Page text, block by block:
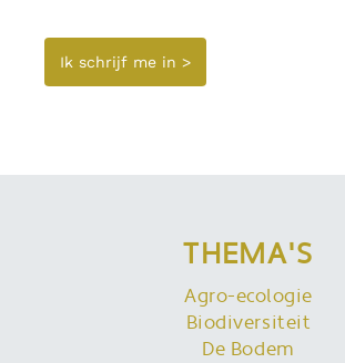
Ik schrijf me in >
THEMA'S
Agro-ecologie
Biodiversiteit
De Bodem